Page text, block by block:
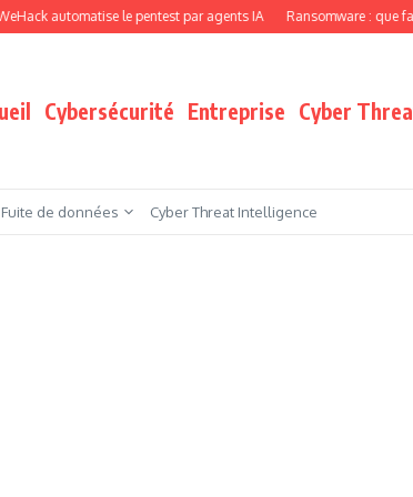
le pentest par agents IA Ransomware : que faire
Cybersécurité Entreprise Cyber
Fuite de données Cyber Threat Intelligence